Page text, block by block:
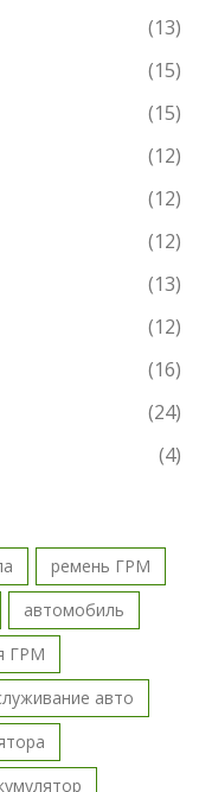
(13)
(15)
(15)
(12)
(12)
(12)
(13)
(12)
(16)
(24)
(4)
ремень ГРМ
автомобиль
ГРМ
авто